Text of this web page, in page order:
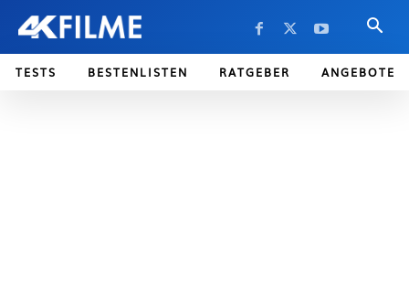
TESTS BESTENLISTEN RATGEBER ANGEBOTE